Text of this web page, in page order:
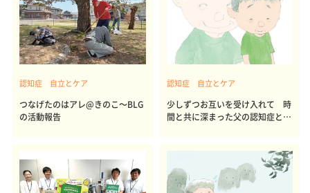
認知症 自立とケア
つなげたのはアレ@きのこ～BLG
の活動報告
認知症 自立とケア
少しずつお互いを受け入れて 時
間と共に深まった父の認知症と親